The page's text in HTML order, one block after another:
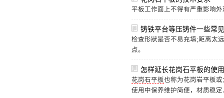
平板工作面上不得有严重影响
铸铁平台等压铸件一些常
检查形狀是否不易充填;距离太
点。
怎样延长花岗石平板的使
花岗石平板也称为花岗岩平板
使用中保养维护简便，材质稳